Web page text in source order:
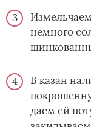
немного
В казан
даем ей